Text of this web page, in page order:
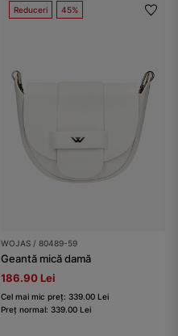
Reduceri 45%
WOJAS / 80489-59
Geantă mică damă
186.90 Lei
Cel mai mic preț: 339.00 Lei
Preț normal: 339.00 Lei